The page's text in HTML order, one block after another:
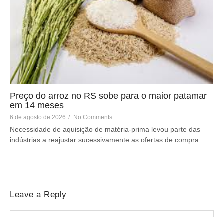
Preço do arroz no RS sobe para o maior patamar
em 14 meses
6 de agosto de 2026 / No Comments
Necessidade de aquisição de matéria-prima levou parte das
indústrias a reajustar sucessivamente as ofertas de compra....
Leave a Reply